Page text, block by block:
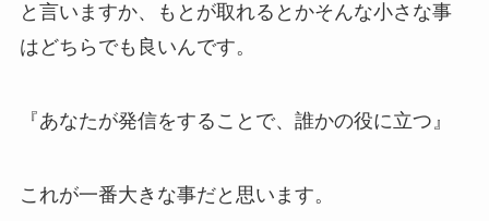
と言いますか、もとが取れるとかそんな小さな事
はどちらでも良いんです。
『あなたが発信をすることで、誰かの役に立つ』
これが一番大きな事だと思います。